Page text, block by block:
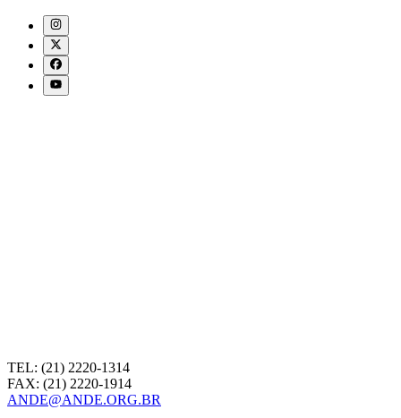
TEL: (21) 2220-1314
FAX: (21) 2220-1914
ANDE@ANDE.ORG.BR